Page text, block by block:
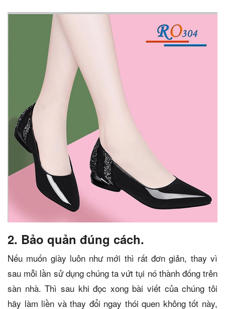
2. Bảo quản đúng cách.
Nếu muốn giày luôn như mới thì rất đơn giản, thay vì
sau mỗi lần sử dụng chúng ta vứt tụi nó thành đống trên
sàn nhà. Thì sau khi đọc xong bài viết của chúng tôi
hãy làm liền và thay đổi ngay thói quen không tốt này,